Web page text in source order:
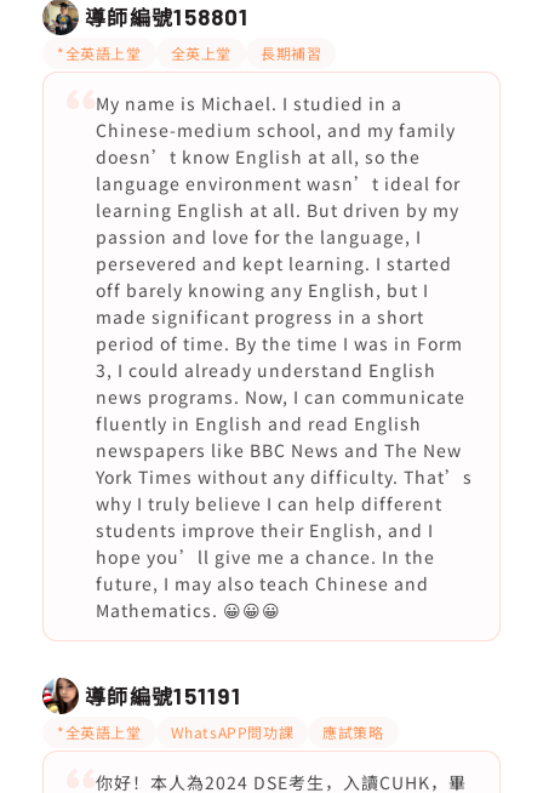
導師編號158801
*全英語上堂 全英上堂 長期補習
My name is Michael. I studied in a
Chinese-medium school, and my family
doesn’t know English at all, so the
language environment wasn’t ideal for
learning English at all. But driven by my
passion and love for the language, I
persevered and kept learning. I started
off barely knowing any English, but I
made significant progress in a short
period of time. By the time I was in Form
3, I could already understand English
news programs. Now, I can communicate
fluently in English and read English
newspapers like BBC News and The New
York Times without any difficulty. That’s
why I truly believe I can help different
students improve their English, and I
hope you’ll give me a chance. In the
future, I may also teach Chinese and
Mathematics. 😀😀😀
導師編號151191
*全英語上堂 WhatsAPP問功課 應試策略
你好！本人為2024 DSE考生，入讀CUHK，畢